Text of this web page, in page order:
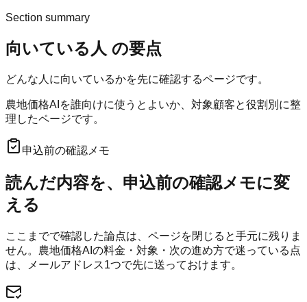
Section summary
向いている人 の要点
どんな人に向いているかを先に確認するページです。
農地価格AIを誰向けに使うとよいか、対象顧客と役割別に整
理したページです。
申込前の確認メモ
読んだ内容を、申込前の確認メモに変
える
ここまでで確認した論点は、ページを閉じると手元に残りま
せん。 農地価格AI の料金・対象・次の進め方で迷っている点
は、メールアドレス1つで先に送っておけます。